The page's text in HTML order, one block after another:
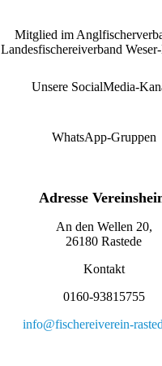
Mitglied im
Landesfischereiverband
Unsere SocialMedia-
WhatsApp-Gruppen
Adresse
An den Wellen 20,
26180 Rastede
Kontakt
0160-93815755
info@fischereiverein-